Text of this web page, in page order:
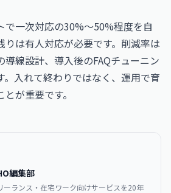
で一次対応の30%〜50%程度を自
りは有人対応が必要です。削減率は
線設計、導入後のFAQチューニン
。入れて終わりではなく、運用で育
が重要です。
編集部
ーランス・在宅ワーク向けサービスを20年